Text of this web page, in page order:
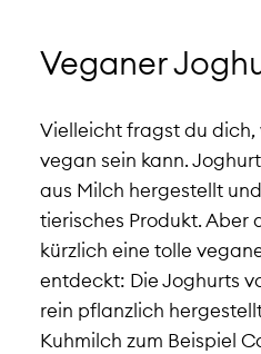
Veganer
Vielleicht fragst du dich,
vegan sein kann.
aus Milch hergestellt
tierisches Produkt. Aber
kürzlich eine tolle
entdeckt: Die Joghurts
rein pflanzlich
Kuhmilch zum Beispiel